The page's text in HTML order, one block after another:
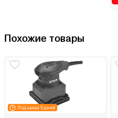
Похожие товары
Под заказ 5 дней